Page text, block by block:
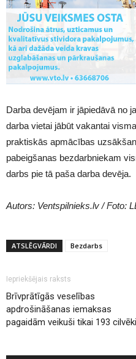
Darba devējam ir jāpiedāvā no
darba vietai jābūt vakantai
praktiskās apmācības
pabeigšanas bezdarbniekam
darbs pie tā paša darba devēja.
Autors: Ventspilnieks.lv / Foto:
ATSLĒGVĀRDI Bezdarbs
Iepriekšējais raksts
Brīvprātīgās veselības
apdrošināšanas iemaksas
pagaidām veikuši tikai 193 cilvēki